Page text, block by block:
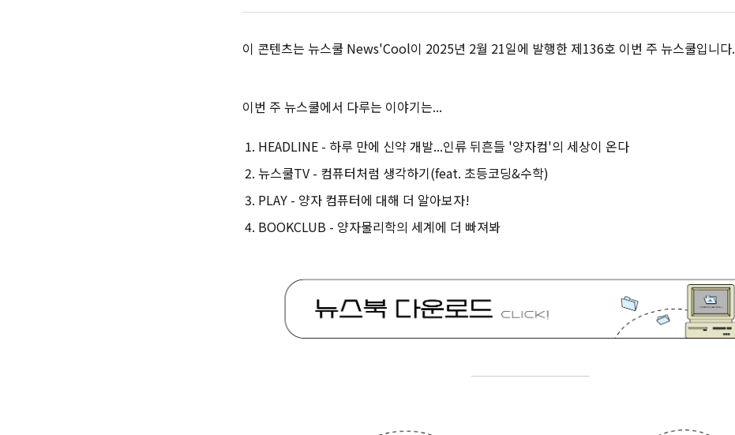
이 콘텐츠는 뉴스쿨 News'Cool이 2025년 2월 21일에 발행한 제136호 이번 주 뉴스쿨입니다.‌
이번 주 뉴스쿨에서 다루는 이야기는...
HEADLINE - 하루 만에 신약 개발...인류 뒤흔들 '양자컴'의 세상이 온다
뉴스쿨TV - 컴퓨터처럼 생각하기(feat. 초등코딩&수학)
PLAY - 양자 컴퓨터에 대해 더 알아보자!
BOOKCLUB - 양자물리학의 세계에 더 빠져봐